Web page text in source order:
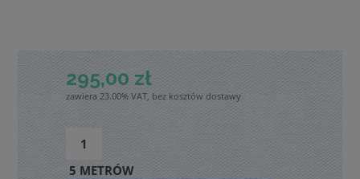
295,00 zł
zawiera 23.00% VAT, bez kosztów dostawy
5 METRÓW